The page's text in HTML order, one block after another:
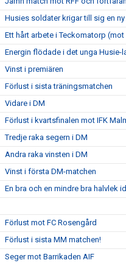
Husies soldater krigar till sig en ny
Ett hårt arbete i Teckomatorp
Energin flödade i det unga Husie-
Vinst i premiären
Förlust i sista träningsmatchen
Vidare i DM
Förlust i kvartsfinalen mot IFK
Tredje raka segern i DM
Andra raka vinsten i DM
Vinst i första DM-matchen
En bra och en mindre bra halvlek
Förlust mot FC Rosengård
Förlust i sista MM matchen!
Seger mot Barrikaden AIF